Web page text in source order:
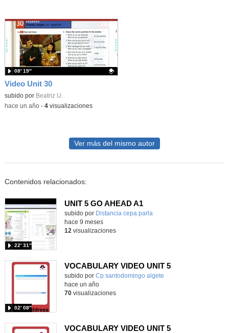
Video Unit 30
Contenido educativo.
subido por Beatriz U.
08′ 19″
-hace un año- 4visualizaciones
Ver más del mismo autor
Contenidos relacionados:
UNIT 5 GO AHEAD A1
Contenido educativo.
subido por Distancia cepa parla
22′ 31″
hace 9 meses
12 visualizaciones
VOCABULARY VIDEO UNIT 5
Contenido educativo.
subido por Cp santodomingo algete
02′ 08″
hace un año
70visualizaciones
VOCABULARY VIDEO UNIT 5